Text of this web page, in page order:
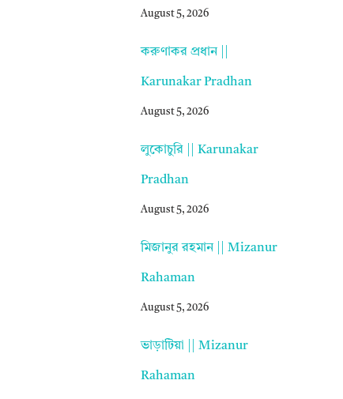
August 5, 2026
করুণাকর প্রধান ||
Karunakar Pradhan
August 5, 2026
লুকোচুরি || Karunakar
Pradhan
August 5, 2026
মিজানুর রহমান || Mizanur
Rahaman
August 5, 2026
ভাড়াটিয়া || Mizanur
Rahaman